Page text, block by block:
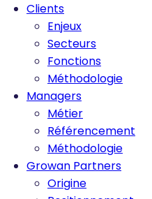
Clients
Enjeux
Secteurs
Fonctions
Méthodologie
Managers
Métier
Référencement
Méthodologie
Growan Partners
Origine